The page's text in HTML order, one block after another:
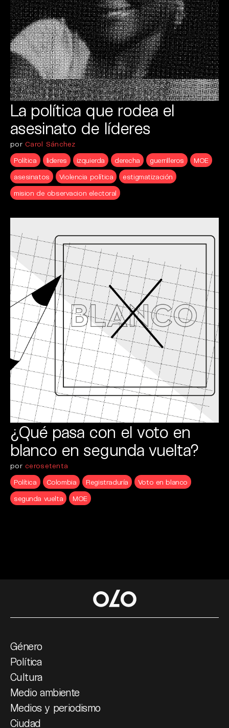
La política que rodea el
asesinato de líderes
por Carol Sánchez
Política
lideres izquierda derecha guerrilleros
MOE
asesinatos
Violencia política
estigmatización
mision de observacion electoral
¿Qué pasa con el voto en
blanco en segunda vuelta?
por cerosetenta
Política
Colombia Registraduría
Voto en blanco
segunda vuelta
MOE
Género
Política
Cultura
Medio ambiente
Medios y periodismo
Ciudad